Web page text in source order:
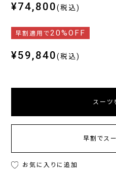
¥74,800(税込)
早割適用で20%OFF
¥59,840(税込)
スーツ
早割でス
お気に入りに追加